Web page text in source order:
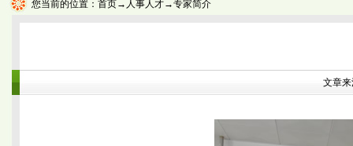
您当前的位置： 首页→人事人才→专家简介
文章